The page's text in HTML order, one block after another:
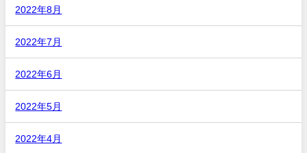
2022年8月
2022年7月
2022年6月
2022年5月
2022年4月